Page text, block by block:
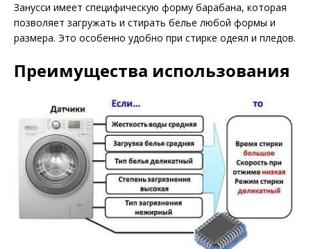
Занусси имеет специфическую форму барабана, которая
позволяет загружать и стирать белье любой формы и
размера. Это особенно удобно при стирке одеял и пледов.
Преимущества использования